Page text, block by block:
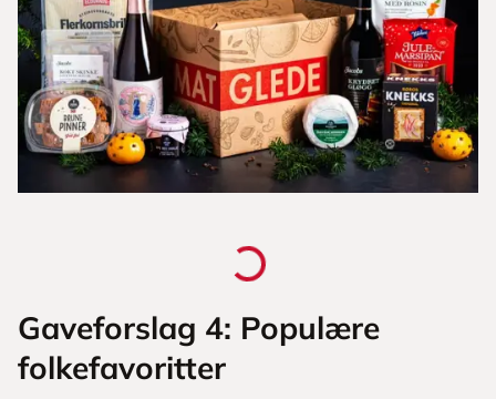
Gaveforslag 4: Populære
folkefavoritter